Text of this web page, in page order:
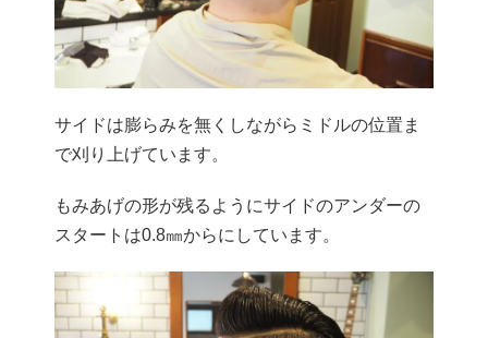
サイドは膨らみを無くしながらミドルの位置ま
で刈り上げています。
もみあげの形が残るようにサイドのアンダーの
スタートは0.8㎜からにしています。